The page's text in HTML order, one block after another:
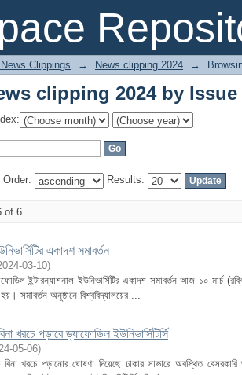
clipping 2024 by Issue
Clippings → News clipping 2024 →
clipping 2024 by Issue
Order: Results:
of 6
একাদশ সমাবর্তন
03-10)
ইন্টারন্যাশনাল ইউনিভার্সিটির একাদশ সমাবর্তন আজ ১০ মার্চ
সমাবর্তন অনুষ্ঠানে বিশ্ববিদ্যালয়ের ...
খরচে পড়াবে ড্যাফোডিল ইউনিভার্সিটির্সি
05-06)
খরচে পড়ানোর ঘোষণা দিয়েছে ঢাকার সাভারে অবস্থিত বেসরকারি